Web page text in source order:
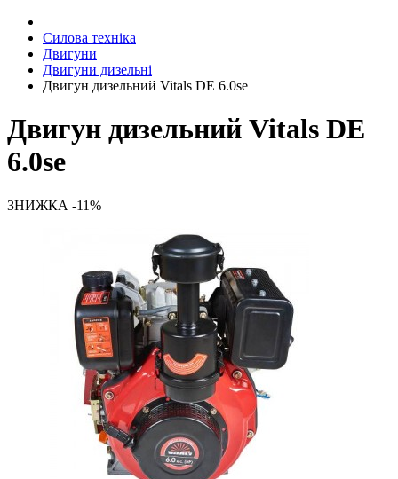
Силова техніка
Двигуни
Двигуни дизельні
Двигун дизельний Vitals DE 6.0se
Двигун дизельний Vitals DE
6.0se
ЗНИЖКА -11%